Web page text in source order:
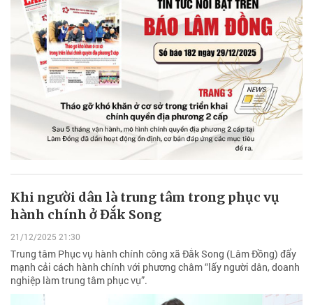
Khi người dân là trung tâm trong phục vụ
hành chính ở Đắk Song
21/12/2025 21:30
Trung tâm Phục vụ hành chính công xã Đắk Song (Lâm Đồng) đẩy
mạnh cải cách hành chính với phương châm “lấy người dân, doanh
nghiệp làm trung tâm phục vụ”.